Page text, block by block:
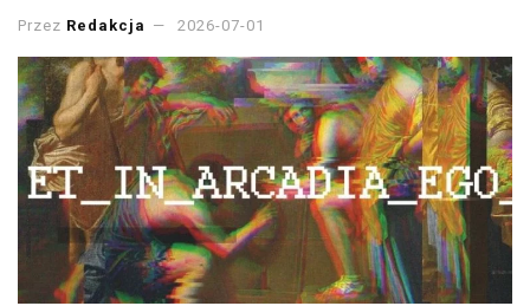
Przez Redakcja 2026-07-01